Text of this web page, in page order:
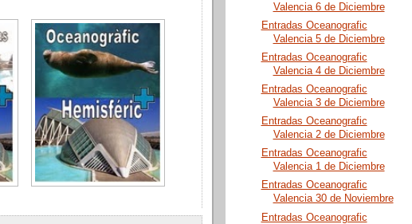
Valencia 6 de Diciembre
Entradas Oceanografic
Valencia 5 de Diciembre
Entradas Oceanografic
Valencia 4 de Diciembre
Entradas Oceanografic
Valencia 3 de Diciembre
Entradas Oceanografic
Valencia 2 de Diciembre
Entradas Oceanografic
Valencia 1 de Diciembre
Entradas Oceanografic
Valencia 30 de Noviembre
Entradas Oceanografic